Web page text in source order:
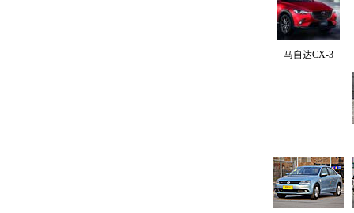
马自达CX-3